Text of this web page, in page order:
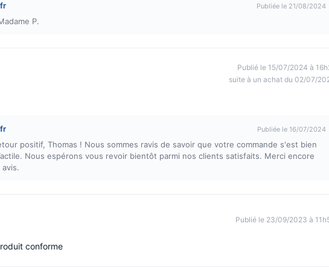
Publiée le 21/08/2024
P.
Publié le 15/07/2024 à
suite à un achat du 02/07/
Publiée le 16/07/2024
positif, Thomas ! Nous sommes ravis de savoir que votre commande s'est bien
Nous espérons vous revoir bientôt parmi nos clients satisfaits. Merci encore
Publié le 23/09/2023 à
conforme